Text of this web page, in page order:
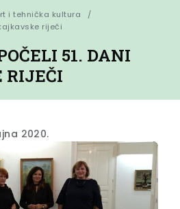
i tehnička kultura
riječi
51. DANI
RIJEČI
2020.